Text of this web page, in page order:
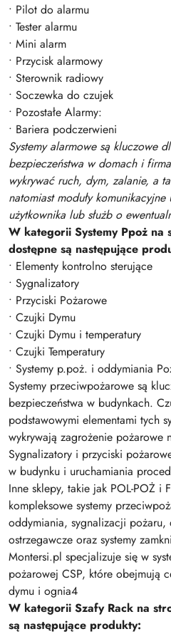
• Pilot do alarmu
• Tester alarmu
• Mini alarm
• Przycisk alarmowy
• Sterownik radiowy
• Soczewka do czujek
• Pozostałe Alarmy:
• Bariera podczerwieni
Systemy alarmowe są kluczowe
bezpieczeństwa w domach i
wykrywać ruch, dym, zalanie, a
natomiast moduły
użytkownika lub służb o
W kategorii Systemy Ppoż na
dostępne są następujące
• Elementy kontrolno sterujące
• Sygnalizatory
• Przyciski Pożarowe
• Czujki Dymu
• Czujki Dymu i temperatury
• Czujki Temperatury
• Systemy p.poż. i oddymiania
Systemy przeciwpożarowe są
bezpieczeństwa w budynkach.
podstawowymi elementami tych
wykrywają zagrożenie pożarowe
Sygnalizatory i przyciski
w budynku i uruchamiania
Inne sklepy, takie jak POL-POŻ i
kompleksowe systemy
oddymiania, sygnalizacji pożaru,
ostrzegawcze oraz systemy
Montersi.pl specjalizuje się w
pożarowej CSP, które obejmują
dymu i ognia4
W kategorii Szafy Rack na
są następujące produkty: